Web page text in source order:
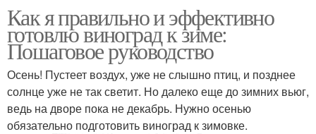
Как я правильно и эффективно
готовлю виноград к зиме:
Пошаговое руководство
Осень! Пустеет воздух, уже не слышно птиц, и позднее
солнце уже не так светит. Но далеко еще до зимних вьюг,
ведь на дворе пока не декабрь. Нужно осенью
обязательно подготовить виноград к зимовке.